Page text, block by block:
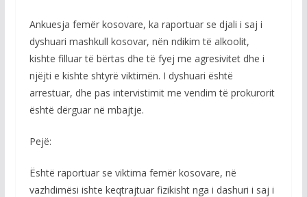
Ankuesja femër kosovare, ka raportuar se djali i saj i
dyshuari mashkull kosovar, nën ndikim të alkoolit,
kishte filluar të bërtas dhe të fyej me agresivitet dhe i
njëjti e kishte shtyrë viktimën. I dyshuari është
arrestuar, dhe pas intervistimit me vendim të prokurorit
është dërguar në mbajtje.
Pejë:
Është raportuar se viktima femër kosovare, në
vazhdimësi ishte keqtrajtuar fizikisht nga i dashuri i saj i